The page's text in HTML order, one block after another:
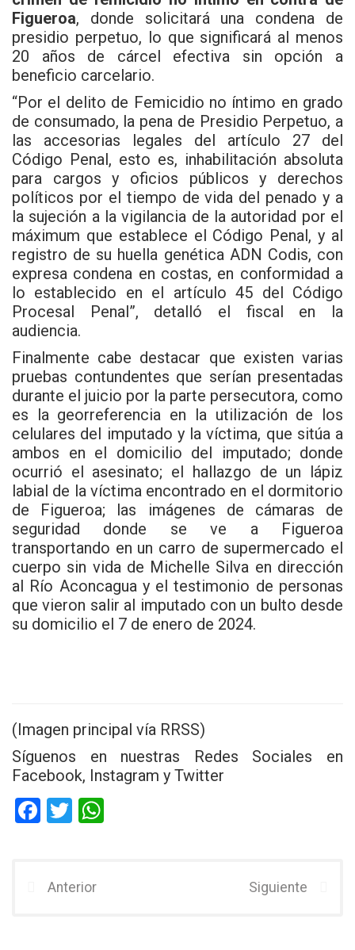
Figueroa, donde solicitará una condena de
presidio perpetuo, lo que significará al menos
20 años de cárcel efectiva sin opción a
beneficio carcelario.
“Por el delito de Femicidio no íntimo en grado
de consumado, la pena de Presidio Perpetuo, a
las accesorias legales del artículo 27 del
Código Penal, esto es, inhabilitación absoluta
para cargos y oficios públicos y derechos
políticos por el tiempo de vida del penado y a
la sujeción a la vigilancia de la autoridad por el
máximum que establece el Código Penal, y al
registro de su huella genética ADN Codis, con
expresa condena en costas, en conformidad a
lo establecido en el artículo 45 del Código
Procesal Penal”, detalló el fiscal en la
audiencia.
Finalmente cabe destacar que existen varias
pruebas contundentes que serían presentadas
durante el juicio por la parte persecutora, como
es la georreferencia en la utilización de los
celulares del imputado y la víctima, que sitúa a
ambos en el domicilio del imputado; donde
ocurrió el asesinato; el hallazgo de un lápiz
labial de la víctima encontrado en el dormitorio
de Figueroa; las imágenes de cámaras de
seguridad donde se ve a Figueroa
transportando en un carro de supermercado el
cuerpo sin vida de Michelle Silva en dirección
al Río Aconcagua y el testimonio de personas
que vieron salir al imputado con un bulto desde
su domicilio el 7 de enero de 2024.
(Imagen principal vía RRSS)
Síguenos en nuestras Redes Sociales en
Facebook, Instagram y Twitter
F
b
T
er
Anterior Siguiente